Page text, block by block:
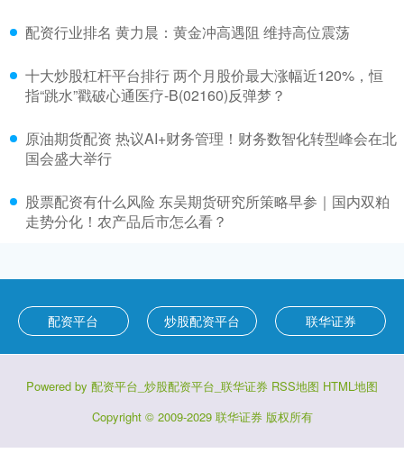
配资行业排名 黄力晨：黄金冲高遇阻 维持高位震荡
十大炒股杠杆平台排行 两个月股价最大涨幅近120%，恒
指“跳水”戳破心通医疗-B(02160)反弹梦？
原油期货配资 热议AI+财务管理！财务数智化转型峰会在北
国会盛大举行
股票配资有什么风险 东吴期货研究所策略早参｜国内双粕
走势分化！农产品后市怎么看？
配资平台 炒股配资平台 联华证券
Powered by 配资平台_炒股配资平台_联华证券 RSS地图 HTML地图
Copyright © 2009-2029 联华证券版权所有